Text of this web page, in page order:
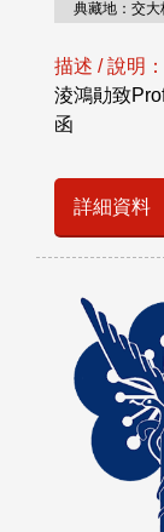
典藏地：交大
描述 / 說明：
淩鴻勛致
函
詳細資料